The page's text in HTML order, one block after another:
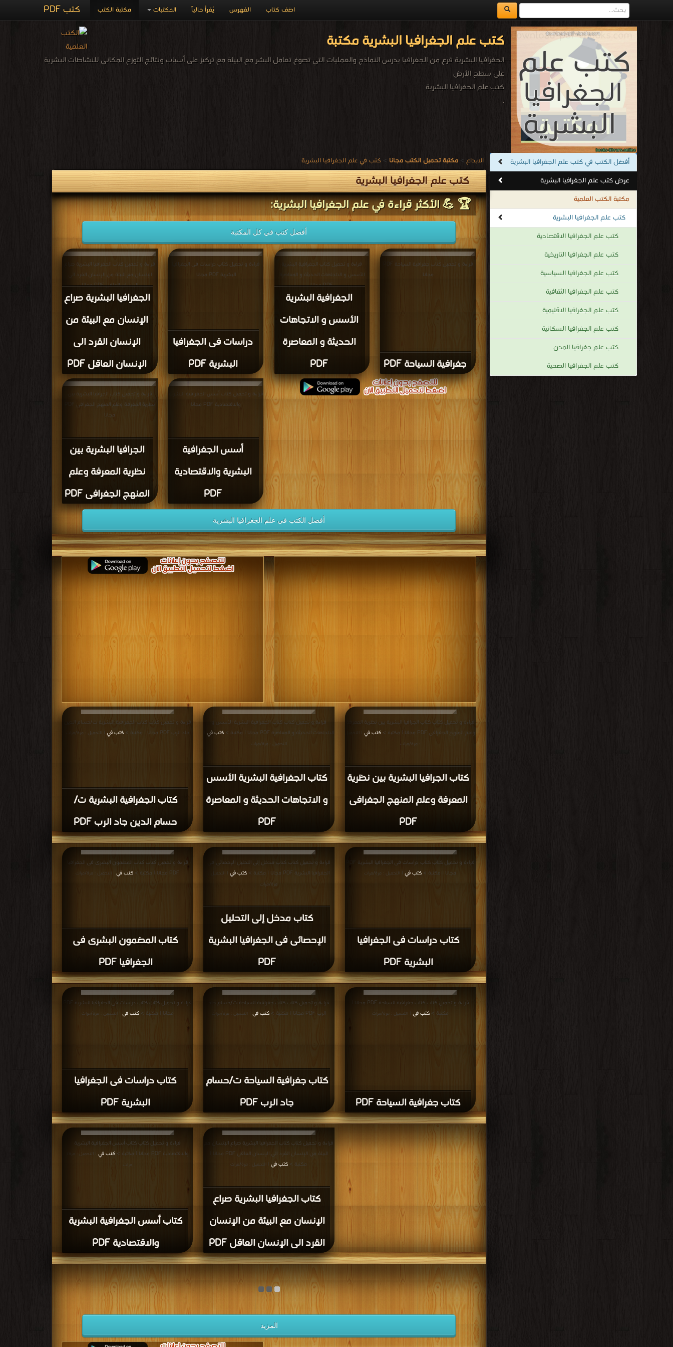
كتب PDF مكتبة الكتب المكتبات يُقرأ حالياً الفهرس اضف كتاب
كتب علم الجغرافيا البشرية مكتبة
الجغرافيا البشرية فرع من الجغرافيا يدرس النماذج والعمليات التي تصوغ تعامل البشر مع البيئة مع تركيز على أسباب ونتائج التوزع المكاني للنشاطات البشرية
على سطح الأرض
كتب علم الجغرافيا البشرية
.
أفضل الكتب في كتب علم الجغرافيا البشرية
عرض كتب علم الجغرافيا البشرية
مكتبة الكتب العلمية
كتب علم الجغرافيا البشرية
كتب علم الجغرافيا الاقتصادية
كتب علم الجغرافيا التاريخية
كتب علم الجغرافيا السياسية
كتب علم الجغرافيا الثقافية
كتب علم الجغرافيا الاقليمية
كتب علم الجغرافيا السكانية
كتب علم جغرافيا المدن
كتب علم الجغرافيا الصحية
الابداع > مكتبة تحميل الكتب مجانا > كتب في علم الجغرافيا البشرية
كتب علم الجغرافيا البشرية
🏆 💪 الأكثر قراءة في علم الجغرافيا البشرية:
أفضل كتب في كل المكتبة
الجغرافيا البشرية صراع
الإنسان مع البيئة من
الإنسان القرد الى
الإنسان العاقل PDF
قراءة و تحميل كتاب الجغرافيا البشرية صراع
الإنسان مع البيئة من الإنسان القرد الى
الإنسان العاقل PDF مجانا
دراسات فى الجغرافيا
البشرية PDF
قراءة و تحميل كتاب دراسات فى الجغرافيا
البشرية PDF مجانا
الجغرافية البشرية
الأسس و الاتجاهات
الحديثة و المعاصرة
PDF
قراءة و تحميل كتاب الجغرافية البشرية
الأسس و الاتجاهات الحديثة و المعاصرة
PDF مجانا
جغرافية السياحة PDF
مجانا
الجرافيا البشرية بين
نظرية المعرفة وعلم
المنهج الجغرافى PDF
قراءة و تحميل كتاب الجرافيا البشرية بين
مجانا
أسس الجغرافية
البشرية والاقتصادية
PDF
قراءة و تحميل كتاب أسس الجغرافية البشرية
والاقتصادية PDF مجانا
أفضل الكتب في علم الجغرافيا البشرية
كتاب الجغرافية البشرية ت/
حسام الدين جاد الرب PDF
قراءة و تحميل كتاب كتاب الجغرافية البشرية ت/حسام الدين
جاد الرب PDF مجانا | مكتبة >
كتب في | التحميل : مرة/مرات
كتاب الجغرافية البشرية الأسس
و الاتجاهات الحديثة و المعاصرة
PDF
قراءة و تحميل كتاب كتاب الجغرافية البشرية الأسس و
الاتجاهات الحديثة و المعاصرة PDF مجانا | مكتبة >
كتب في
التحميل : مرة/مرات
كتاب الجرافيا البشرية بين نظرية
المعرفة وعلم المنهج الجغرافى
PDF
قراءة و تحميل كتاب كتاب الجرافيا البشرية بين نظرية المعرفة
وعلم المنهج الجغرافى PDF مجانا | مكتبة >
كتب في
: مرة/مرات
كتاب المضمون البشرى فى
الجغرافيا PDF
قراءة و تحميل كتاب كتاب المضمون البشرى فى الجغرافيا
PDF مجانا | مكتبة >
كتب في | التحميل : مرة/مرات
كتاب مدخل إلى التحليل
الإحصائى فى الجغرافيا البشرية
PDF
قراءة و تحميل كتاب كتاب مدخل إلى التحليل الإحصائى فى
الجغرافيا البشرية PDF مجانا | مكتبة >
كتب في
| التحميل :
مرة/مرات
كتاب دراسات فى الجغرافيا
البشرية PDF
مجانا | مكتبة > كتب في | التحميل : مرة/مرات
كتاب دراسات فى الجغرافيا
البشرية PDF
مجانا | مكتبة >كتب في | التحميل : مرة/مرات
كتاب جغرافية السياحة ت/حسام
جاد الرب PDF
قراءة و تحميل كتاب كتاب جغرافية السياحة ت/حسام جاد
الرب PDF مجانا | مكتبة >
كتب في | التحميل : مرة/مرات
كتاب جغرافية السياحة PDF
قراءة و تحميل كتاب كتاب جغرافية السياحة PDF مجانا |
مكتبة >كتب في | التحميل : مرة/مرات
كتاب أسس الجغرافية البشرية
والاقتصادية PDF
قراءة و تحميل كتاب كتاب أسس الجغرافية البشرية
والاقتصادية PDF مجانا | مكتبة >
كتب في
| التحميل : مرة/
مرات
كتاب الجغرافيا البشرية صراع
الإنسان مع البيئة من الإنسان
القرد الى الإنسان العاقل PDF
قراءة و تحميل كتاب كتاب الجغرافيا البشرية صراع الإنسان مع
البيئة من الإنسان القرد الى الإنسان العاقل PDF مجانا |
مكتبة > كتب في | التحميل : مرة/مرات
المزيد